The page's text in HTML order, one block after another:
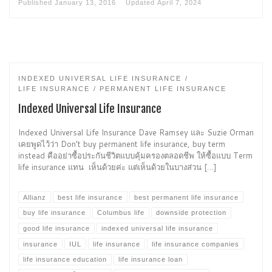
Published January 13, 2016 Updated April 7, 2024
INDEXED UNIVERSAL LIFE INSURANCE
LIFE INSURANCE
PERMANENT LIFE INSURANCE
Indexed Universal Life Insurance
Indexed Universal Life Insurance Dave Ramsey และ Suzie Orman
เคยพูดไว้ว่า Don’t buy permanent life insurance, buy term
instead คืออย่าซื้อประกันชีวิตแบบคุ้มครองตลอดชีพ ให้ซื้อแบบ Term
life insurance แทน เห็นด้วยค่ะ แต่เห็นด้วยในบางส่วน […]
Allianz best life insurance best permanent life insurance
buy life insurance Columbus life downside protection
good life insurance indexed universal life insurance
insurance IUL life insurance life insurance companies
life insurance education life insurance loan